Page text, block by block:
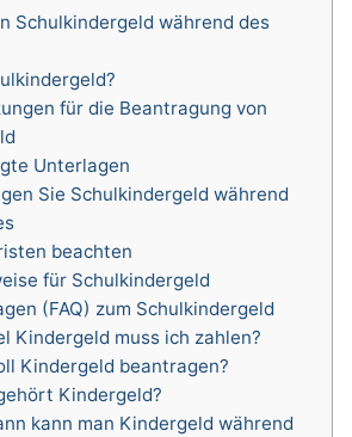
Schulkindergeld während des
für die Beantragung von
Unterlagen
Sie Schulkindergeld während
beachten
für Schulkindergeld
(FAQ) zum Schulkindergeld
Kindergeld muss ich zahlen?
Kindergeld beantragen?
Kindergeld?
kann man Kindergeld während